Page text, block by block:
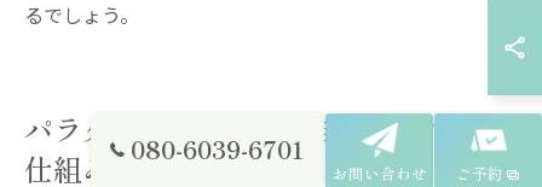
るでしょう。
パラダイム転換が心の自由をもたらす
仕組み
080-6039-6701
お問い合わせ ご予約